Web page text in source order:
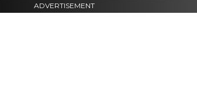
ADVERTISEMENT